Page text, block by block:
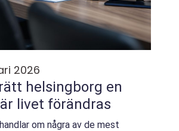
2026
helsingborg en
livet förändras
om några av de mest